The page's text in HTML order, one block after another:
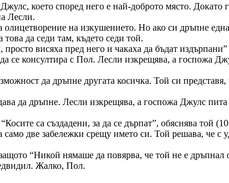
което според него е най-доброто място.
Лесли.
олицетворение на изкушението. Но ако си дръпне
да седи там, където седи той.
висяха пред него и чакаха да бъдат
се консултира с Пол. Лесли изкрещява, а госпожа
да дръпне другата косичка. Той си
да дръпне. Лесли изкрещява, а госпожа Джулс
са създадени, за да се дърпат”, обяснява той
две забележки срещу името си. Той решава, че с
“Никой нямаше да повярва, че той не е дръпнал
Жалко, Пол.